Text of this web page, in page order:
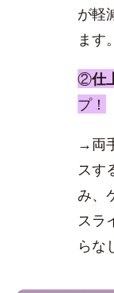
が軽
ます。
②仕
プ！
→両
スす
み、
スラ
らな